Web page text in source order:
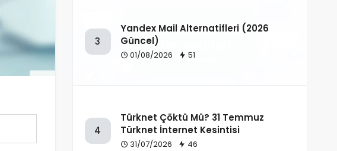
3
Yandex Mail Alternatifleri (2026
Güncel)
01/08/2026 51
4
Türknet Çöktü Mü? 31 Temmuz
Türknet İnternet Kesintisi
31/07/2026 46